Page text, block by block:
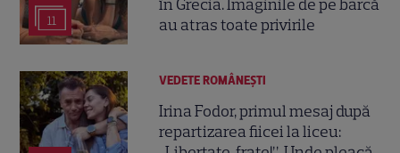
11
în Grecia. Imaginile de pe barcă
au atras toate privirile
VEDETE ROMÂNEŞTI
Irina Fodor, primul mesaj după
repartizarea fiicei la liceu: